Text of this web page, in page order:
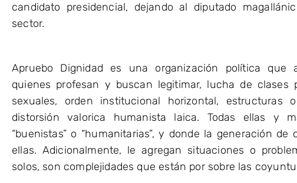
candidato presidencial, dejando al diputado
sector.
Apruebo Dignidad es una organización política que
quienes profesan y buscan legitimar, lucha de clases
sexuales, orden institucional horizontal, estructuras
distorsión valorica humanista laica. Todas ellas y
“buenistas” o “humanitarias”, y donde la generación
ellas. Adicionalmente, le agregan situaciones o
solos, son complejidades que están por sobre las